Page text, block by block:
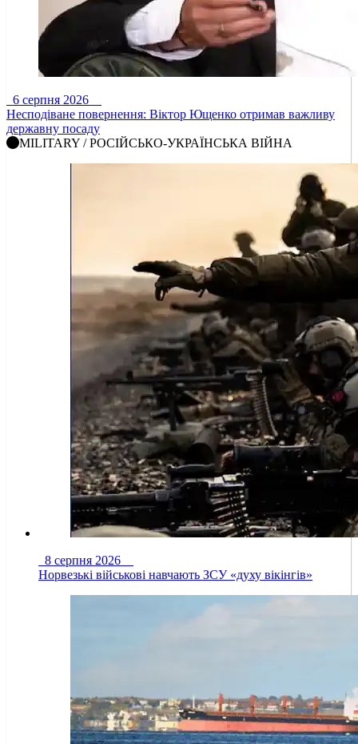
6 серпня 2026
Несподіване повернення: Віктор Ющенко отримав важливу
державну посаду
MILITARY / РОСІЙСЬКО-УКРАЇНСЬКА ВІЙНА
8 серпня 2026
Норвезькі військові навчають ЗСУ «духу вікінгів»